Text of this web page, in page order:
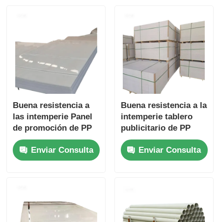
Buena resistencia a
las intemperie Panel
de promoción de PP
Construcción de
polipropileno
adecuado para
Enviar Consulta
Buena resistencia a la
intemperie tablero
publicitario de PP
que ofrece una
superficie lisa o mate
Apto para diversos
Enviar Consulta